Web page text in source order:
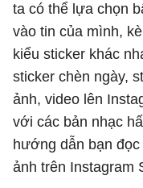
ta có thể lựa chọn
vào tin của mình,
kiểu sticker khác
sticker chèn ngày,
ảnh, video lên
với các bản nhạc
hướng dẫn bạn
ảnh trên Instagram